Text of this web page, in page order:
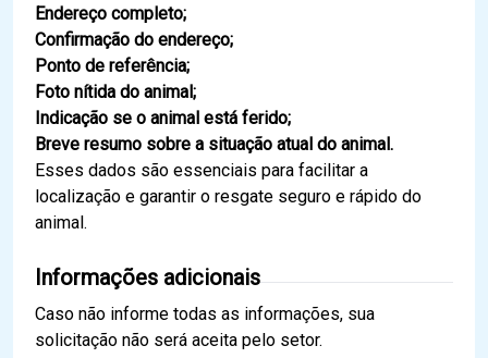
Endereço completo;
Confirmação do endereço;
Ponto de referência;
Foto nítida do animal;
Indicação se o animal está ferido;
Breve resumo sobre a situação atual do animal.
Esses dados são essenciais para facilitar a
localização e garantir o resgate seguro e rápido do
animal.
Informações adicionais
Caso não informe todas as informações, sua
solicitação não será aceita pelo setor.